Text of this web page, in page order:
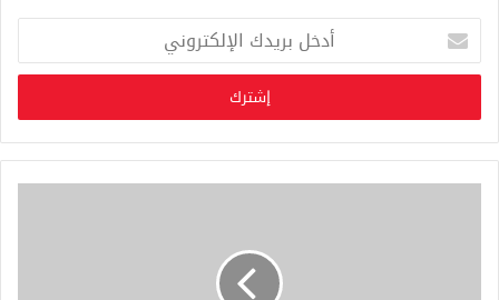
خ
ب
ر
ي